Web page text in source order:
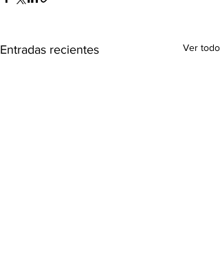
Entradas recientes Ver todo